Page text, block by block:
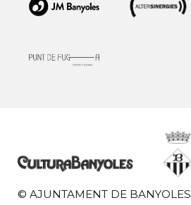
© AJUNTAMENT DE BANYOLES